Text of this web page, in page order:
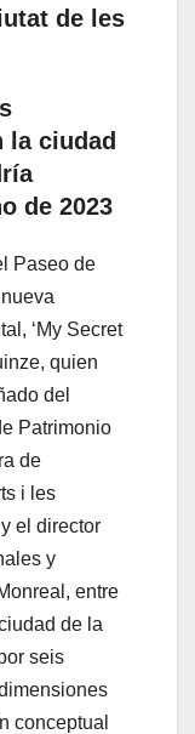
de les
la ciudad
de 2023
Paseo de
‘My Secret
quien
del
Patrimonio
de
i les
el director
y
entre
de la
seis
conceptual